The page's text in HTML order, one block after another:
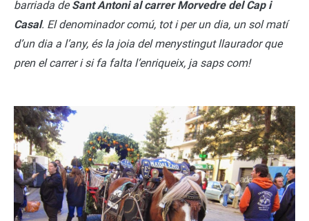
barriada deSant Antoni al carrer Morvedre del Cap i
Casal. El denominador comú, tot i per un dia, un sol matí
d’un dia a l’any, és la joia del menystingut llaurador que
pren el carrer i si fa falta l’enriqueix, ja saps com!